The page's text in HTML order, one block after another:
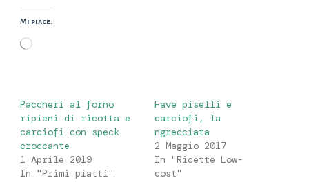
Mi piace:
Caricamento
Paccheri al forno
ripieni di ricotta e
carciofi con speck
croccante
1 Aprile 2019
In "Primi piatti"
Fave piselli e
carciofi, la
ngrecciata
2 Maggio 2017
In "Ricette Low-
cost"